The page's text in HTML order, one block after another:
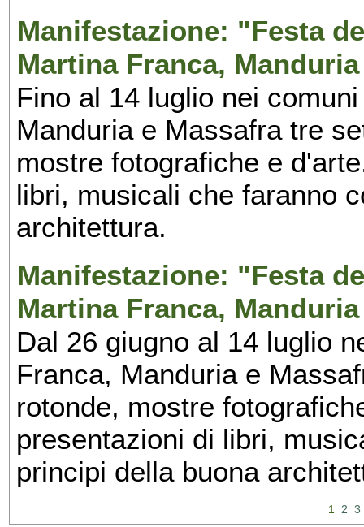
Manifestazione: "Festa
Martina Franca,
Fino al 14 luglio nei
Manduria e Massafra tre
mostre fotografiche e
libri, musicali che faranno
architettura.
Manifestazione: "Festa
Martina Franca,
Dal 26 giugno al 14 luglio
Franca, Manduria e
rotonde, mostre
presentazioni di libri,
principi della buona
1 2 3